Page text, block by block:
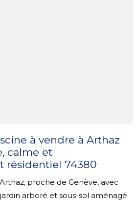
à vendre à Arthaz
calme et
résidentiel 74380
proche de Genève, avec
arboré et sous-sol aménagé.